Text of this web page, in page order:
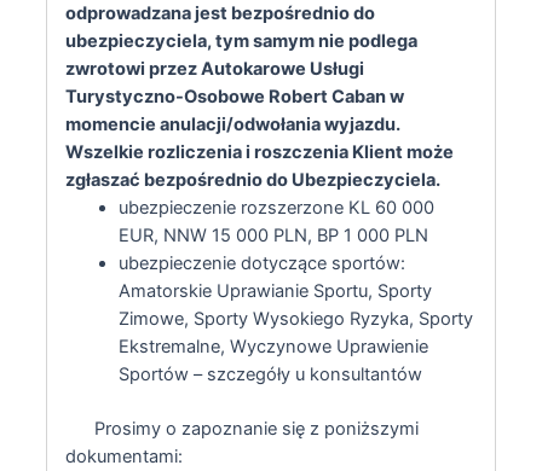
odprowadzana jest bezpośrednio do
ubezpieczyciela, tym samym nie podlega
zwrotowi przez Autokarowe Usługi
Turystyczno-Osobowe Robert Caban w
momencie anulacji/odwołania wyjazdu.
Wszelkie rozliczenia i roszczenia Klient może
zgłaszać bezpośrednio do Ubezpieczyciela.
ubezpieczenie rozszerzone KL 60 000
EUR, NNW 15 000 PLN, BP 1 000 PLN
ubezpieczenie dotyczące sportów:
Amatorskie Uprawianie Sportu, Sporty
Zimowe, Sporty Wysokiego Ryzyka, Sporty
Ekstremalne, Wyczynowe Uprawienie
Sportów – szczegóły u konsultantów
Prosimy o zapoznanie się z poniższymi
dokumentami: